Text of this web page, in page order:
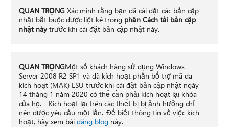
QUAN TRỌNGXác minh rằng bạn đã cài đặt các bản cập
nhật bắt buộc được liệt kê trong phần Cách tải bản cập
nhật nàytrước khi cài đặt bản cập nhật này.
QUAN TRỌNGMột số khách hàng sử dụng Windows
Server 2008 R2 SP1 và đã kích hoạt phần bổ trợ mã đa
kích hoạt (MAK) ESU trước khi cài đặt bản cập nhật ngày
14 tháng 1 năm 2020 có thể cần phải kích hoạt lại khóa
của họ. Kích hoạt lại trên các thiết bị bị ảnh hưởng chỉ
nên được yêu cầu một lần. Để biết thông tin về việc kích
hoạt, hãy xem bài đăng blognày.